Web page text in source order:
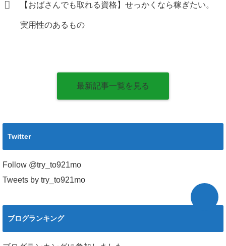
【おばさんでも取れる資格】せっかくなら稼ぎたい。
実用性のあるもの
最新記事一覧を見る
Twitter
Follow @try_to921mo
Tweets by try_to921mo
ブログランキング